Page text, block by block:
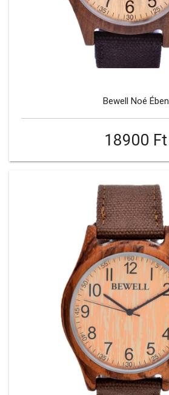
Bewell Noé Ében
18900 Ft